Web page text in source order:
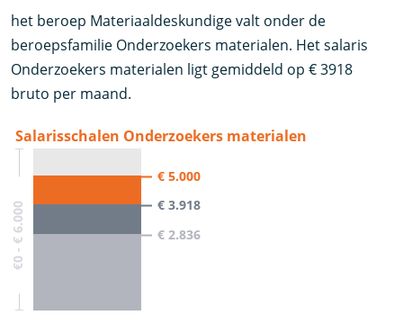
het beroep Materiaaldeskundige valt onder de
beroepsfamilie Onderzoekers materialen. Het salaris
Onderzoekers materialen ligt gemiddeld op € 3918
bruto per maand.
Salarisschalen Onderzoekers materialen
€0 - € 6.000
€ 5.000
€ 3.918
€ 2.836